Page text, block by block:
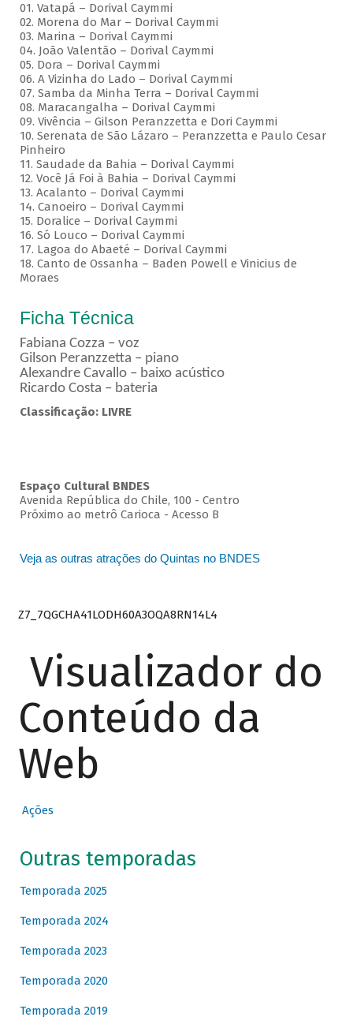
01. Vatapá – Dorival Caymmi
02. Morena do Mar – Dorival Caymmi
03. Marina – Dorival Caymmi
04. João Valentão – Dorival Caymmi
05. Dora – Dorival Caymmi
06. A Vizinha do Lado – Dorival Caymmi
07. Samba da Minha Terra – Dorival Caymmi
08. Maracangalha – Dorival Caymmi
09. Vivência – Gilson Peranzzetta e Dori Caymmi
10. Serenata de São Lázaro – Peranzzetta e Paulo Cesar
Pinheiro
11. Saudade da Bahia – Dorival Caymmi
12. Você Já Foi à Bahia – Dorival Caymmi
13. Acalanto – Dorival Caymmi
14. Canoeiro – Dorival Caymmi
15. Doralice – Dorival Caymmi
16. Só Louco – Dorival Caymmi
17. Lagoa do Abaeté – Dorival Caymmi
18. Canto de Ossanha – Baden Powell e Vinicius de
Moraes
Ficha Técnica
Fabiana Cozza – voz
Gilson Peranzzetta – piano
Alexandre Cavallo – baixo acústico
Ricardo Costa – bateria
Classificação: LIVRE
Espaço Cultural BNDES
Avenida República do Chile, 100 - Centro
Próximo ao metrô Carioca - Acesso B
Veja as outras atrações do Quintas no BNDES
Z7_7QGCHA41LODH60A3OQA8RN14L4
Visualizador do
Conteúdo da
Web
Ações
Outras temporadas
Temporada 2025
Temporada 2024
Temporada 2023
Temporada 2020
Temporada 2019